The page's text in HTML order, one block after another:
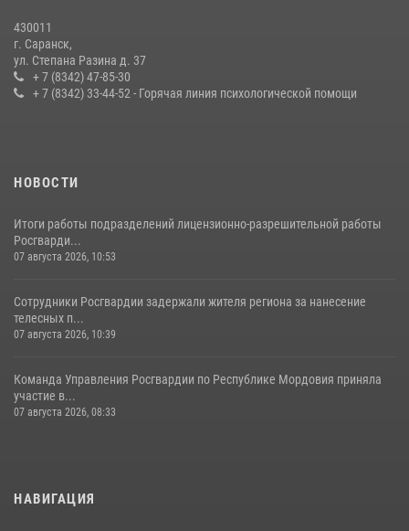
Сотрудники Росгвардии обеспечили безопасность Всероссийского
конкурса профмастерства в Саранске
23 июля 2026, 11:54 4
430011
г. Саранск,
ул. Степана Разина д. 37
+ 7 (8342) 47-85-30
+ 7 (8342) 33-44-52 - Горячая линия психологической помощи
НОВОСТИ
Итоги работы подразделений лицензионно-разрешительной работы
Росгварди...
07 августа 2026, 10:53
Сотрудники Росгвардии задержали жителя региона за нанесение
телесных п...
07 августа 2026, 10:39
Команда Управления Росгвардии по Республике Мордовия приняла
участие в...
07 августа 2026, 08:33
НАВИГАЦИЯ